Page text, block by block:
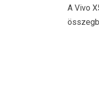
A Vivo